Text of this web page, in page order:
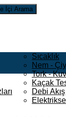
Sıcaklık
Nem -
Tork -
Kaçak
Debi Akış